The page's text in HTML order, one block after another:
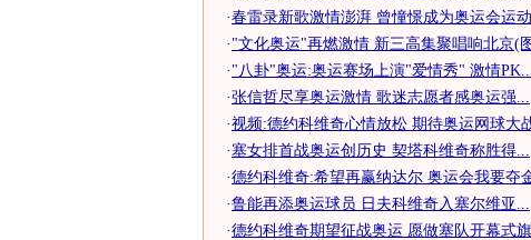
·春雷录新歌激情澎湃 曾憧憬成为奥运会运
· "文化奥运"再燃激情 新三高集聚唱响北京(
· "八卦"奥运:奥运赛场上演"爱情秀" 激情
·张信哲尽享奥运激情 歌迷志愿者感奥运强...
·视频:德约科维奇心情放松 期待奥运网球大
·塞女排首战奥运创历史 契塔科维奇称胜得...
·德约科维奇:希望再赢纳达尔 奥运会我要夺
·鲁能再添奥运球员 日夫科维奇入塞尔维亚...
·德约科维奇期望征战奥运 愿做塞队开幕式